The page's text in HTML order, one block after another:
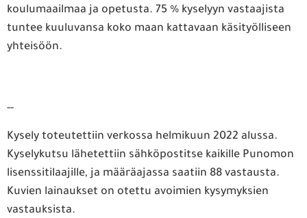
koulumaailmaa ja opetusta. 75 % kyselyyn vastaajista
tuntee kuuluvansa koko maan kattavaan käsityölliseen
yhteisöön.
--
Kysely toteutettiin verkossa helmikuun 2022 alussa.
Kyselykutsu lähetettiin sähköpostitse kaikille Punomon
lisenssitilaajille, ja määräajassa saatiin 88 vastausta.
Kuvien lainaukset on otettu avoimien kysymyksien
vastauksista.